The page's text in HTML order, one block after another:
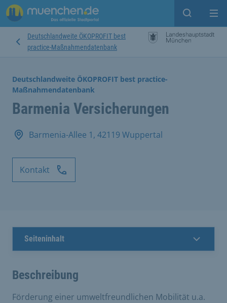
Suche
Deutschlandweite ÖKOPROFIT best
practice-Maßnahmendatenbank
Deutschlandweite ÖKOPROFIT best practice-
Maßnahmendatenbank
Barmenia Versicherungen
Barmenia-Allee 1, 42119 Wuppertal
Kontakt
Seiteninhalt
Beschreibung
Förderung einer umweltfreundlichen Mobilität u.a.